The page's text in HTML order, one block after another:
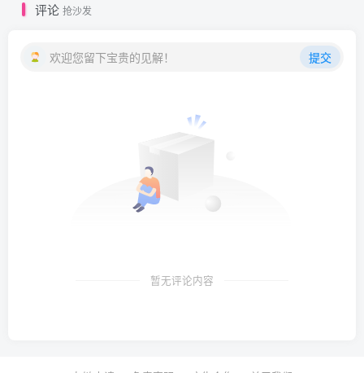
评论 抢沙发
欢迎您留下宝贵的见解！ 提交
暂无评论内容